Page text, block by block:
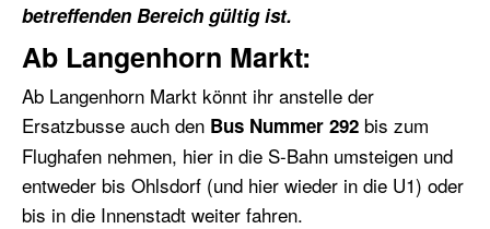
betreffenden Bereich gültig ist.
Ab Langenhorn Markt:
Ab Langenhorn Markt könnt ihr anstelle der
Ersatzbusse auch den Bus Nummer 292 bis zum
Flughafen nehmen, hier in die S-Bahn umsteigen und
entweder bis Ohlsdorf (und hier wieder in die U1) oder
bis in die Innenstadt weiter fahren.